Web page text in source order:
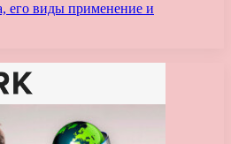
его виды применение и